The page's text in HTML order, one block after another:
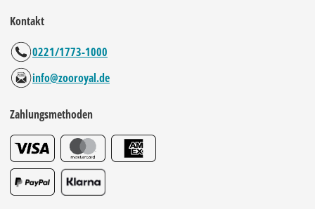
Kontakt
0221/1773-1000
info@zooroyal.de
Zahlungsmethoden